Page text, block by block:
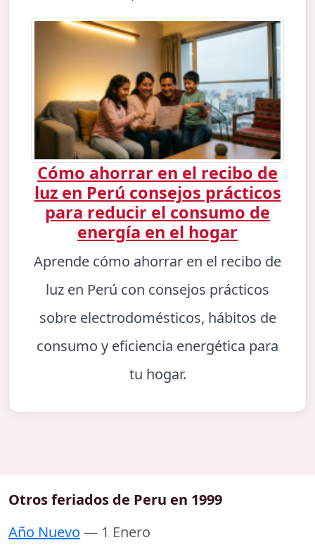
Cómo ahorrar en el recibo de
luz en Perú consejos prácticos
para reducir el consumo de
energía en el hogar
Aprende cómo ahorrar en el recibo de
luz en Perú con consejos prácticos
sobre electrodomésticos, hábitos de
consumo y eficiencia energética para
tu hogar.
Otros feriados de Peru en 1999
Año Nuevo — 1 Enero